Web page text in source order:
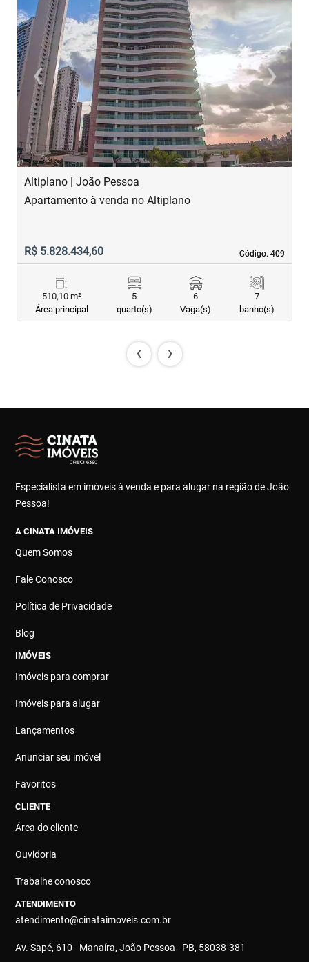
‹
Previous ›Next
Altiplano | João Pessoa
Código. 409
Código. 409
Apartamento à venda no Altiplano
R$ 5.828.434,60
510,10 m²
Área principal
5
quarto(s)
6
Vaga(s)
7
banho(s)
‹ ›
Especialista em imóveis à venda e para alugar na região de João
Pessoa!
A CINATA IMÓVEIS
Quem Somos
Fale Conosco
Política de Privacidade
Blog
IMÓVEIS
Imóveis para comprar
Imóveis para alugar
Lançamentos
Anunciar seu imóvel
Favoritos
CLIENTE
Área do cliente
Ouvidoria
Trabalhe conosco
ATENDIMENTO
atendimento@cinataimoveis.com.br
Av. Sapé, 610 - Manaíra, João Pessoa - PB, 58038-381